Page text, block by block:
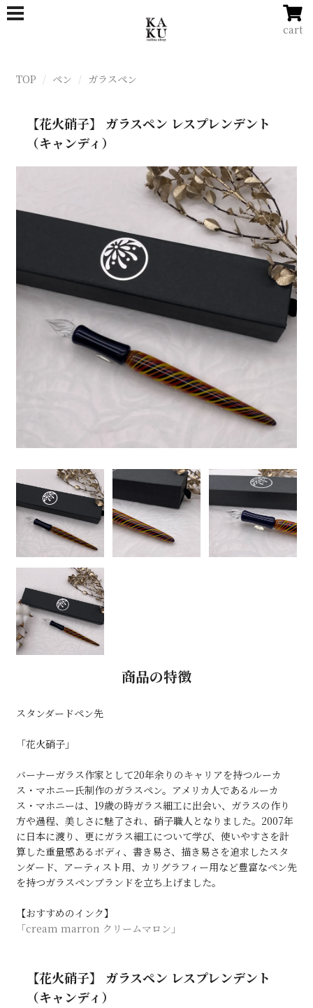
cart
TOP ペン ガラスペン
【花火硝子】 ガラスペン レスプレンデント
（キャンディ）
商品の特徴
スタンダードペン先
「花火硝子」
バーナーガラス作家として20年余りのキャリアを持つルーカ
ス・マホニー氏制作のガラスペン。アメリカ人であるルーカ
ス・マホニーは、19歳の時ガラス細工に出会い、ガラスの作り
方や過程、美しさに魅了され、硝子職人となりました。2007年
に日本に渡り、更にガラス細工について学び、使いやすさを計
算した重量感あるボディ、書き易さ、描き易さを追求したスタ
ンダード、アーティスト用、カリグラフィー用など豊富なペン先
を持つガラスペンブランドを立ち上げました。
【おすすめのインク】
「cream marron クリームマロン」
【花火硝子】 ガラスペン レスプレンデント
（キャンディ）